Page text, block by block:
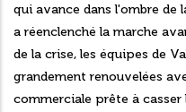
qui avance dans l'ombre de
a réenclenché la marche
de la crise, les équipes de
grandement renouvelées
commerciale prête à casser